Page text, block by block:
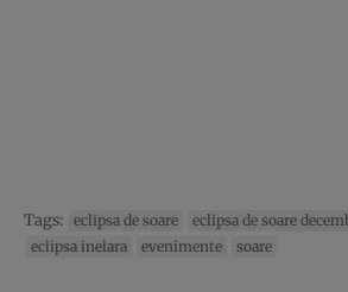
Tags: eclipsa de soare
eclipsa de soare
eclipsa inelara
evenimente soare